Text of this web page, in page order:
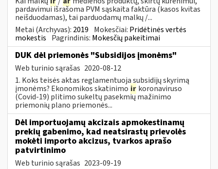
pardavimui išrašoma PVM sąskaita faktūra (kasos kvitas
neišduodamas), tai parduodamų malkų /...
Metai (Archyvas): 2019 Mokesčiai: Pridėtinės vertės
mokestis Pagrindinis: Mokesčių pakeitimai
DUK dėl priemonės "Subsidijos įmonėms"
Web turinio sąrašas 2020-08-12
1. Koks teisės aktas reglamentuoja subsidijų skyrimą
įmonėms? Ekonomikos skatinimo ir koronaviruso
(Covid-19) plitimo sukeltų pasekmių mažinimo
priemonių plano priemonės...
Dėl importuojamų akcizais apmokestinamų
prekių gabenimo, kad neatsirastų prievolės
mokėti importo akcizus, tvarkos aprašo
patvirtinimo
Web turinio sąrašas 2023-09-19